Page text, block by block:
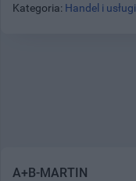
Kategoria: Handel i usługi
A+B-MARTIN